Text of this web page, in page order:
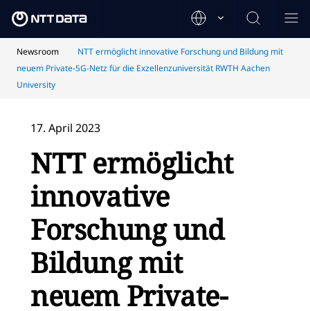
Newsroom
NTT ermöglicht innovative Forschung und Bildung mit
neuem Private-5G-Netz für die Exzellenzuniversität RWTH Aachen
University
17. April 2023
NTT ermöglicht
innovative
Forschung und
Bildung mit
neuem Private-